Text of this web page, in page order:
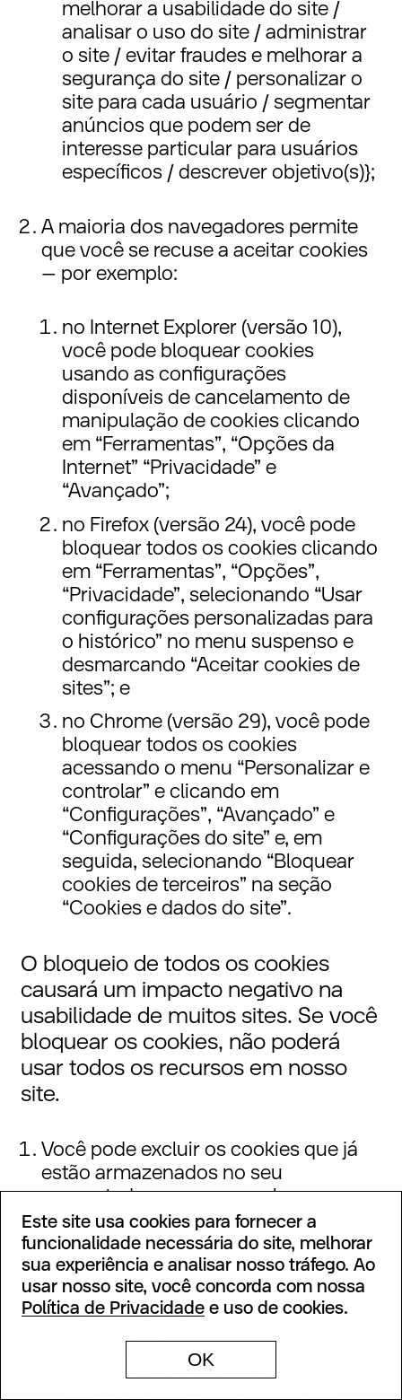
melhorar a usabilidade do site /
analisar o uso do site / administrar
o site / evitar fraudes e melhorar a
segurança do site / personalizar o
site para cada usuário / segmentar
anúncios que podem ser de
interesse particular para usuários
específicos / descrever objetivo(s)};
A maioria dos navegadores permite
que você se recuse a aceitar cookies
– por exemplo:
no Internet Explorer (versão 10),
você pode bloquear cookies
usando as configurações
disponíveis de cancelamento de
manipulação de cookies clicando
em “Ferramentas”, “Opções da
Internet” “Privacidade” e
“Avançado”;
no Firefox (versão 24), você pode
bloquear todos os cookies clicando
em “Ferramentas”, “Opções”,
“Privacidade”, selecionando “Usar
configurações personalizadas para
o histórico” no menu suspenso e
desmarcando “Aceitar cookies de
sites”; e
no Chrome (versão 29), você pode
bloquear todos os cookies
acessando o menu “Personalizar e
controlar” e clicando em
“Configurações”, “Avançado” e
“Configurações do site” e, em
seguida, selecionando “Bloquear
cookies de terceiros” na seção
“Cookies e dados do site”.
O bloqueio de todos os cookies
causará um impacto negativo na
usabilidade de muitos sites. Se você
bloquear os cookies, não poderá
usar todos os recursos em nosso
site.
Você pode excluir os cookies que já
estão armazenados no seu
computador – por exemplo:
no Internet Explorer (versão 10),
você deve excluir os arquivos de
cookies manualmente (confira
instruções para fazê-lo
http://support.microsoft.com/kb/
no Firefox (versão 24), você pode
Este site usa cookies para fornecer a
funcionalidade necessária do site, melhorar
sua experiência e analisar nosso tráfego. Ao
usar nosso site, você concorda com nossa
Política de Privacidade e uso de cookies.
OK